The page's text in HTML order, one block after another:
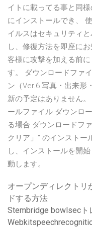
イトに載ってる事と同
にインストールでき、
イルスはセキュリティ
し、修復方法を即座に
客様に攻撃を加える前
す。 ダウンロードファ
ン（Ver.6 写真・出来形
新の予定はありません
ールファイル ダウンロ
る場合 ダウンロードフ
クリア」" のインスト
し、インストールを開
動します。
オープンディレクトリ
ドする方法
Stembridge bowlsecト